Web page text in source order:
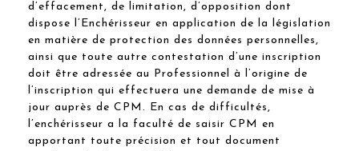
d’effacement, de limitation, d’opposition dont
dispose l’Enchérisseur en application de la législation
en matière de protection des données personnelles,
ainsi que toute autre contestation d’une inscription
doit être adressée au Professionnel à l’origine de
l’inscription qui effectuera une demande de mise à
jour auprès de CPM. En cas de difficultés,
l’enchérisseur a la faculté de saisir CPM en
apportant toute précision et tout document